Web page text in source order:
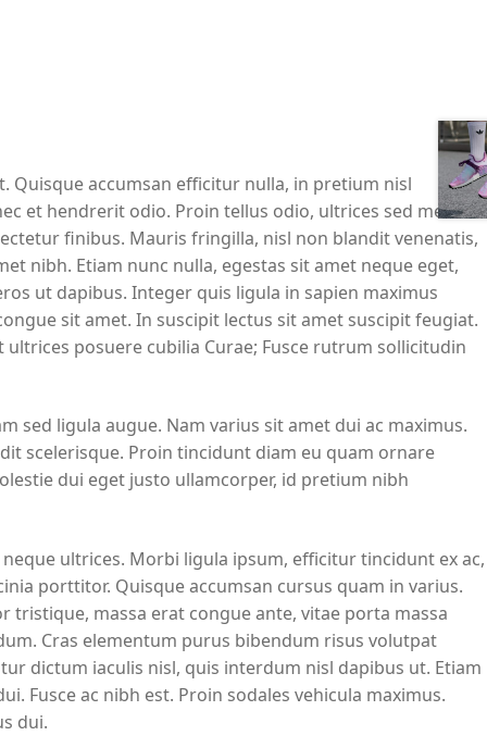
Quisque accumsan efficitur nulla, in pretium nisl
et hendrerit odio. Proin tellus odio, ultrices sed metus
finibus. Mauris fringilla, nisl non blandit venenatis,
nibh. Etiam nunc nulla, egestas sit amet neque eget,
ut dapibus. Integer quis ligula in sapien maximus
sit amet. In suscipit lectus sit amet suscipit feugiat.
posuere cubilia Curae; Fusce rutrum sollicitudin
sed ligula augue. Nam varius sit amet dui ac maximus.
scelerisque. Proin tincidunt diam eu quam ornare
dui eget justo ullamcorper, id pretium nibh
ultrices. Morbi ligula ipsum, efficitur tincidunt ex ac,
porttitor. Quisque accumsan cursus quam in varius.
massa erat congue ante, vitae porta massa
Cras elementum purus bibendum risus volutpat
dictum iaculis nisl, quis interdum nisl dapibus ut. Etiam
Fusce ac nibh est. Proin sodales vehicula maximus.
dui.